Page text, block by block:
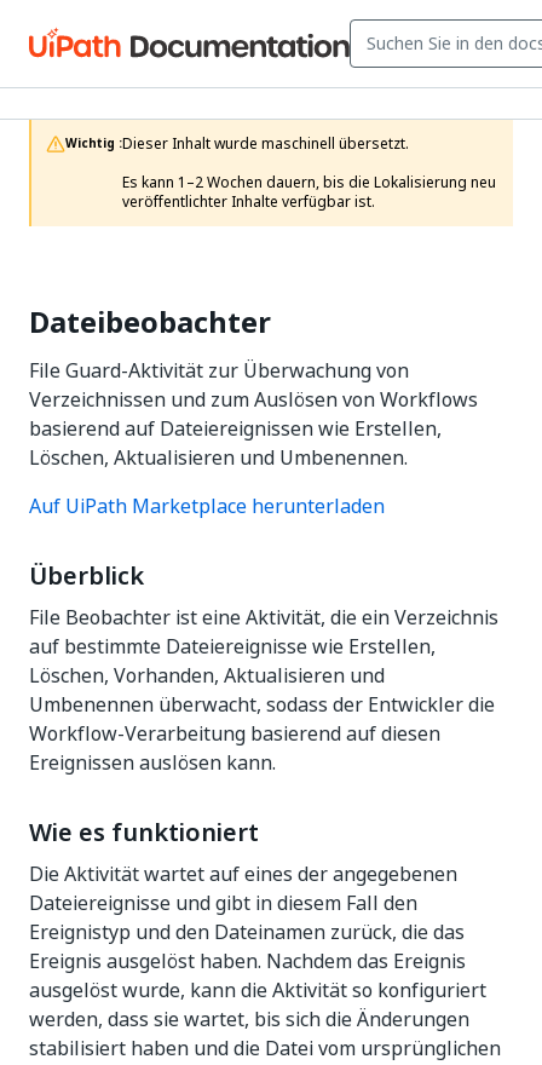
Wichtig :Dieser Inhalt wurde maschinell übersetzt.
Es kann 1–2 Wochen dauern, bis die Lokalisierung neu
veröffentlichter Inhalte verfügbar ist.
Dateibeobachter
File Guard-Aktivität zur Überwachung von
Verzeichnissen und zum Auslösen von Workflows
basierend auf Dateiereignissen wie Erstellen,
Löschen, Aktualisieren und Umbenennen.
Auf UiPath Marketplace herunterladen
Überblick
File Beobachter ist eine Aktivität, die ein Verzeichnis
auf bestimmte Dateiereignisse wie Erstellen,
Löschen, Vorhanden, Aktualisieren und
Umbenennen überwacht, sodass der Entwickler die
Workflow-Verarbeitung basierend auf diesen
Ereignissen auslösen kann.
Wie es funktioniert
Die Aktivität wartet auf eines der angegebenen
Dateiereignisse und gibt in diesem Fall den
Ereignistyp und den Dateinamen zurück, die das
Ereignis ausgelöst haben. Nachdem das Ereignis
ausgelöst wurde, kann die Aktivität so konfiguriert
werden, dass sie wartet, bis sich die Änderungen
stabilisiert haben und die Datei vom ursprünglichen